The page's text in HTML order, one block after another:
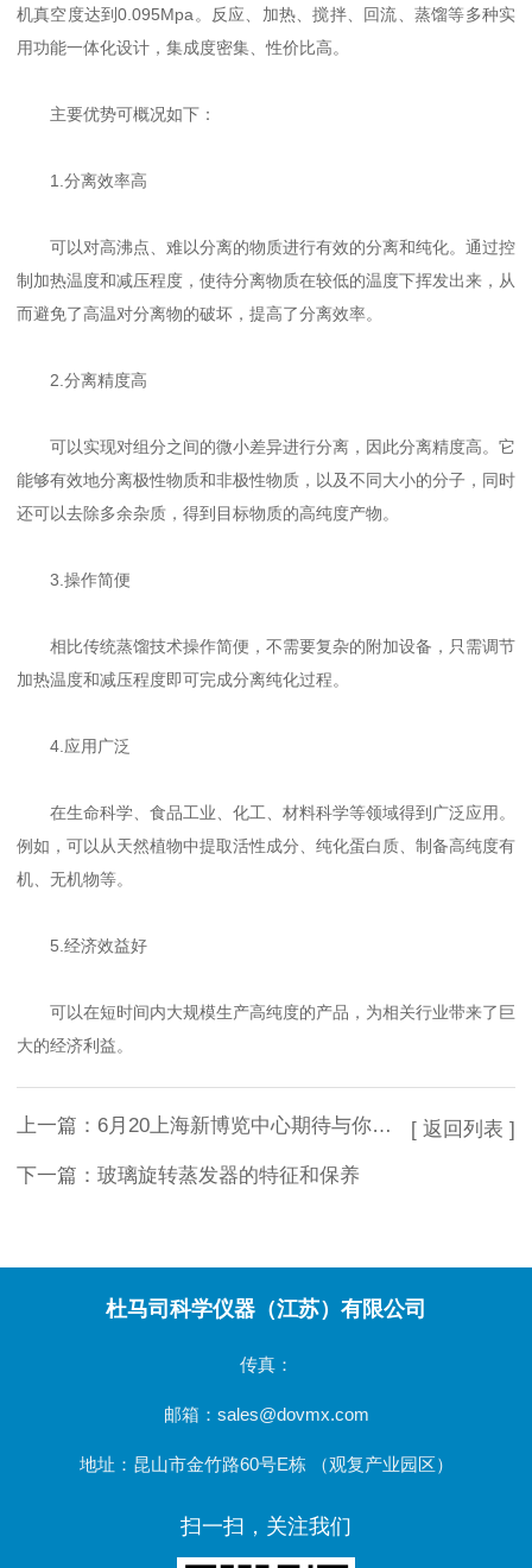
机真空度达到0.095Mpa。反应、加热、搅拌、回流、蒸馏等多种实
用功能一体化设计，集成度密集、性价比高。
主要优势可概况如下：
1.分离效率高
可以对高沸点、难以分离的物质进行有效的分离和纯化。通过控
制加热温度和减压程度，使待分离物质在较低的温度下挥发出来，从
而避免了高温对分离物的破坏，提高了分离效率。
2.分离精度高
可以实现对组分之间的微小差异进行分离，因此分离精度高。它
能够有效地分离极性物质和非极性物质，以及不同大小的分子，同时
还可以去除多余杂质，得到目标物质的高纯度产物。
3.操作简便
相比传统蒸馏技术操作简便，不需要复杂的附加设备，只需调节
加热温度和减压程度即可完成分离纯化过程。
4.应用广泛
在生命科学、食品工业、化工、材料科学等领域得到广泛应用。
例如，可以从天然植物中提取活性成分、纯化蛋白质、制备高纯度有
机、无机物等。
5.经济效益好
可以在短时间内大规模生产高纯度的产品，为相关行业带来了巨
大的经济利益。
上一篇： 6月20上海新博览中心期待与你相见
下一篇： 玻璃旋转蒸发器的特征和保养
[ 返回列表 ]
杜马司科学仪器（江苏）有限公司
传真：
邮箱：sales@dovmx.com
地址：昆山市金竹路60号E栋 （观复产业园区）
扫一扫，关注我们